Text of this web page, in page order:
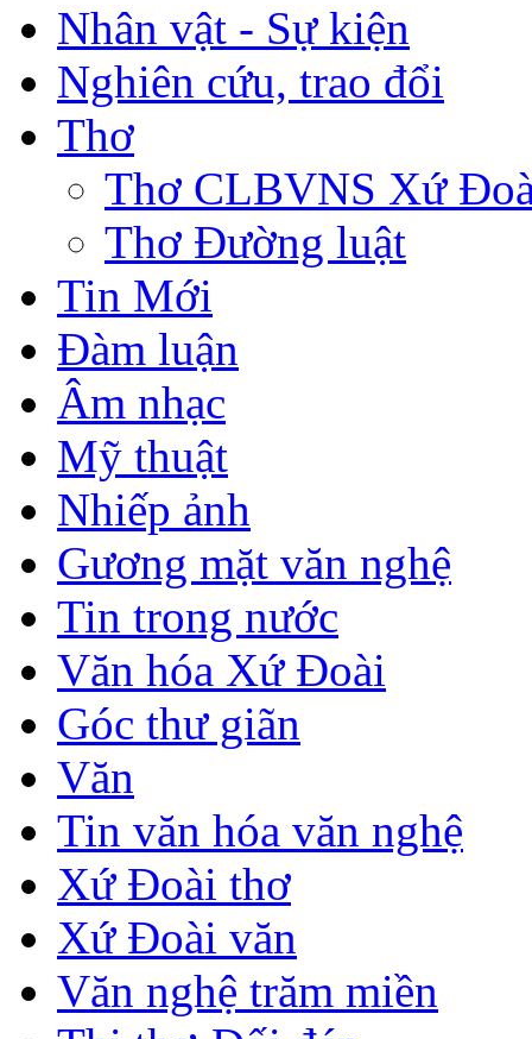
Nhân vật - Sự kiện
Nghiên cứu, trao đổi
Thơ
Thơ CLBVNS Xứ
Thơ Đường luật
Tin Mới
Đàm luận
Âm nhạc
Mỹ thuật
Nhiếp ảnh
Gương mặt văn nghệ
Tin trong nước
Văn hóa Xứ Đoài
Góc thư giãn
Văn
Tin văn hóa văn nghệ
Xứ Đoài thơ
Xứ Đoài văn
Văn nghệ trăm miền